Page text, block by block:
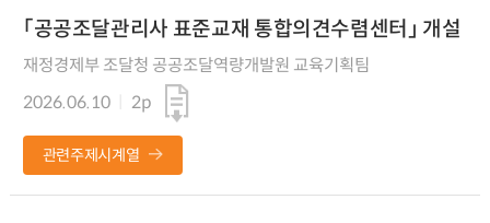
「공공조달관리사 표준교재 통합의견수렴센터」 개설
재정경제부 조달청 공공조달역량개발원 교육기획팀
2026.06.10
2p
관련주제시계열